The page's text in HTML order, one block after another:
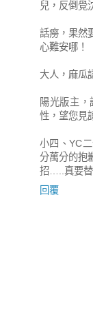
兒，反倒覺
話癆，果然
心難安哪！
大人，麻瓜
陽光版主
性，望您見
小四、YC
分萬分的抱
招…..真要替
回覆